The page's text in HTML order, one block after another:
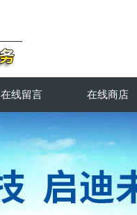
在线留言 在线商店